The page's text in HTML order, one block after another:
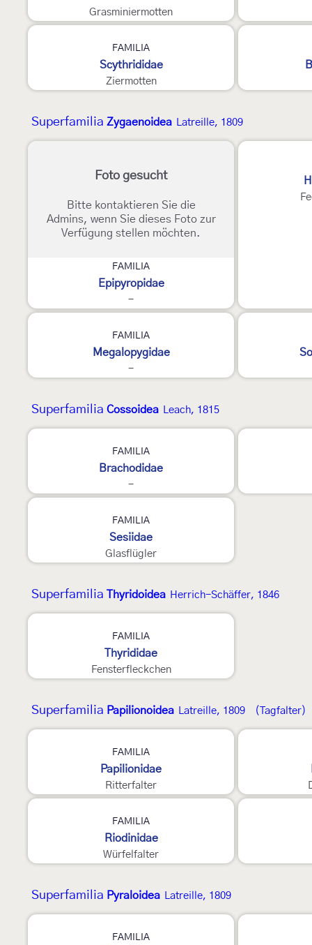
Grasminiermotten
FAMILIA
Scythrididae
Ziermotten
Superfamilia Zygaenoidea Latreille, 1809
Foto gesucht
Bitte kontaktieren Sie die
Admins, wenn Sie dieses Foto zur
Verfügung stellen möchten.
FAMILIA
Epipyropidae
-
FAMILIA
Megalopygidae
-
Superfamilia Cossoidea Leach, 1815
FAMILIA
Brachodidae
-
FAMILIA
Sesiidae
Glasflügler
Superfamilia Thyridoidea Herrich-Schäffer, 1846
FAMILIA
Thyrididae
Fensterfleckchen
Superfamilia Papilionoidea Latreille, 1809 (Tagfalter)
FAMILIA
Papilionidae
Ritterfalter
FAMILIA
Riodinidae
Würfelfalter
Superfamilia Pyraloidea Latreille, 1809
FAMILIA